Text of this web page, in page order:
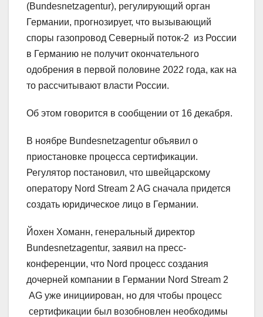
(Bundesnetzagentur), регулирующий орган
Германии, прогнозирует, что вызывающий
споры газопровод Северный поток-2 из России
в Германию не получит окончательного
одобрения в первой половине 2022 года, как на
то рассчитывают власти России.
Об этом говорится в сообщении от 16 декабря.
В ноябре Bundesnetzagentur объявил о
приостановке процесса сертификации.
Регулятор постановил, что швейцарскому
оператору Nord Stream 2 AG сначала придется
создать юридическое лицо в Германии.
Йохен Хоманн, генеральный директор
Bundesnetzagentur, заявил на пресс-
конференции, что Nord процесс создания
дочерней компании в Германии Nord Stream 2
AG уже инициирован, но для чтобы процесс
сертификации был возобновлен необходимы